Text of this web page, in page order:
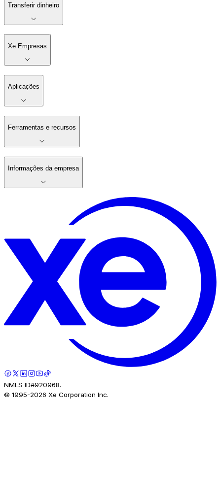
Transferir dinheiro
Xe Empresas
Aplicações
Ferramentas e recursos
Informações da empresa
NMLS ID#920968.
© 1995-2026 Xe Corporation Inc.